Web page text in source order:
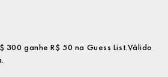
300 ganhe R$ 50 na Guess List.Válido